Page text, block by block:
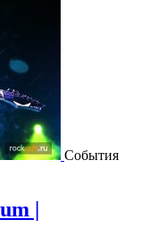
События
|